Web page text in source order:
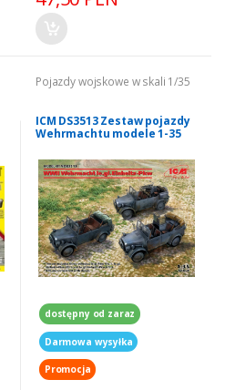
Pojazdy wojskowe w skali 1/35
ICM DS3513 Zestaw pojazdy
Wehrmachtu modele 1-35
dostępny od zaraz
Darmowa wysyłka
Promocja